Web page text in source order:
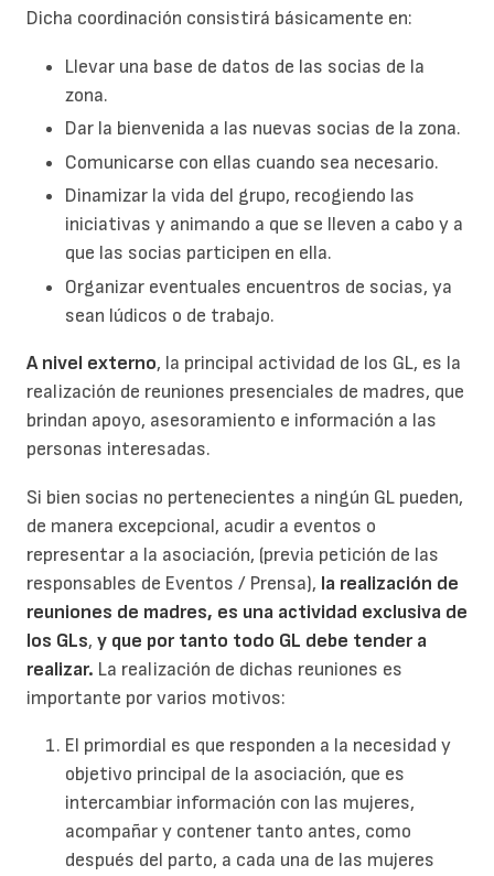
Dicha coordinación consistirá básicamente en:
Llevar una base de datos de las socias de la
zona.
Dar la bienvenida a las nuevas socias de la zona.
Comunicarse con ellas cuando sea necesario.
Dinamizar la vida del grupo, recogiendo las
iniciativas y animando a que se lleven a cabo y a
que las socias participen en ella.
Organizar eventuales encuentros de socias, ya
sean lúdicos o de trabajo.
A nivel externo, la principal actividad de los GL, es la
realización de reuniones presenciales de madres, que
brindan apoyo, asesoramiento e información a las
personas interesadas.
Si bien socias no pertenecientes a ningún GL pueden,
de manera excepcional, acudir a eventos o
representar a la asociación, (previa petición de las
responsables de Eventos / Prensa), la realización de
reuniones de madres, es una actividad exclusiva de
los GLs, y que por tanto todo GL debe tender a
realizar. La realización de dichas reuniones es
importante por varios motivos:
El primordial es que responden a la necesidad y
objetivo principal de la asociación, que es
intercambiar información con las mujeres,
acompañar y contener tanto antes, como
después del parto, a cada una de las mujeres